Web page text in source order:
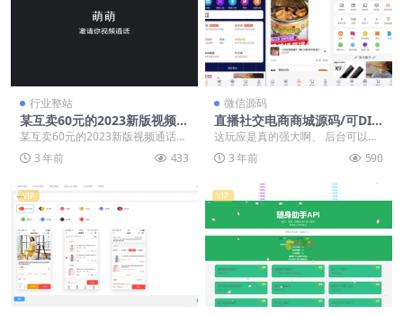
行业整站
某互卖60元的2023新版视频通
话照妖镜 多模板
某互卖60元的2023新版视频通话照
妖镜 多模板，需开启https （ssl证
书...3 年前 433
微信源码
直播社交电商商城源码/可DIY
前端+自动生成H5和小程序客
这玩应是真的强大啊、 后台可以生
成H5、App、百度小程序、微信小
程序、QQ小程...
3 年前 590
VIP VIP